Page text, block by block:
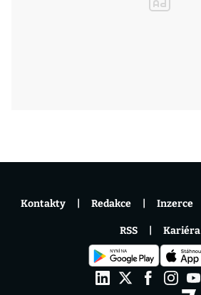
Kontakty Redakce Inzerce
RSS Kariéra